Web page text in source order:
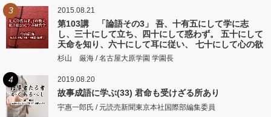
3 2015.08.21
第103講 「論語その3」 吾、十有五にして学に志
し、三十にして立ち、四十にして惑わず。 五十にして
天命を知り、六十にして耳に従い、 七十にして心の欲
するところに従いて矩をこえず。
杉山 厳海 / 名古屋大原学園 学園長
4 2019.08.20
故事成語に学ぶ(33) 君命も受けざる所あり
宇惠一郎氏 / 元読売新聞東京本社国際部編集委員